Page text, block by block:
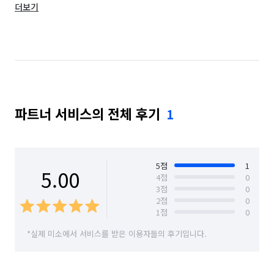
부산 사상구
부산 중구 부산 해운대구
더보기
파트너 서비스의 전체 후기 1
5.00 5점
1
4점
0
3점
0
2점
0
1점
0
*실제 미소에서 서비스를 받은 이용자들의 후기입니다.